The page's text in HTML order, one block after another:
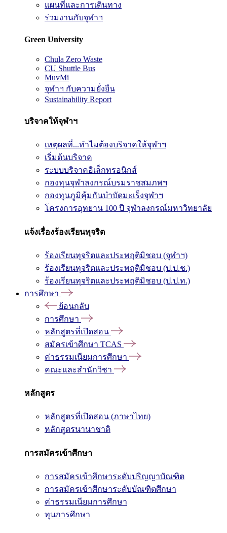
แผนที่และการเดินทาง
ร่วมงานกับจุฬาฯ
Green University
Chula Zero Waste
CU Shuttle Bus
MuvMi
จุฬาฯ กับความยั่งยืน
Sustainability Report
บริจาคให้จุฬาฯ
เหตุผลที่...ทำไมต้องบริจาคให้จุฬาฯ
เริ่มต้นบริจาค
ระบบบริจาคอิเล็กทรอนิกส์
กองทุนจุฬาลงกรณ์บรมราชสมภพฯ
กองทุนภูมิคุ้มกันบำบัดมะเร็งจุฬาฯ
โครงการอุทยาน 100 ปี จุฬาลงกรณ์มหาวิทยาลัย
แจ้งเรื่องร้องเรียนทุจริต
ร้องเรียนทุจริตและประพฤติมิชอบ (จุฬาฯ)
ร้องเรียนทุจริตและประพฤติมิชอบ (ป.ป.ช.)
ร้องเรียนทุจริตและประพฤติมิชอบ (ป.ป.ท.)
การศึกษา
ย้อนกลับ
การศึกษา
หลักสูตรที่เปิดสอน
สมัครเข้าศึกษา TCAS
ค่าธรรมเนียมการศึกษา
คณะและสำนักวิชา
หลักสูตร
หลักสูตรที่เปิดสอน (ภาษาไทย)
หลักสูตรนานาชาติ
การสมัครเข้าศึกษา
การสมัครเข้าศึกษาระดับปริญญาบัณฑิต
การสมัครเข้าศึกษาระดับบัณฑิตศึกษา
ค่าธรรมเนียมการศึกษา
ทุนการศึกษา